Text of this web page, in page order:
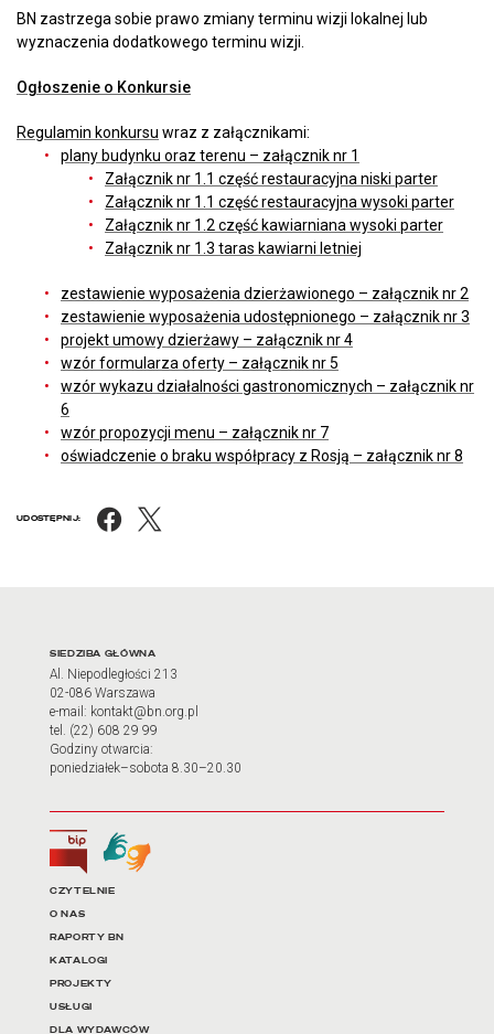
BN zastrzega sobie prawo zmiany terminu wizji lokalnej lub
wyznaczenia dodatkowego terminu wizji.
Ogłoszenie o Konkursie
Regulamin konkursu wraz z załącznikami:
plany budynku oraz terenu – załącznik nr 1
Załącznik nr 1.1 część restauracyjna niski parter
Załącznik nr 1.1 część restauracyjna wysoki parter
Załącznik nr 1.2 część kawiarniana wysoki parter
Załącznik nr 1.3 taras kawiarni letniej
zestawienie wyposażenia dzierżawionego – załącznik nr 2
zestawienie wyposażenia udostępnionego – załącznik nr 3
projekt umowy dzierżawy – załącznik nr 4
wzór formularza oferty – załącznik nr 5
wzór wykazu działalności gastronomicznych – załącznik nr
6
wzór propozycji menu – załącznik nr 7
oświadczenie o braku współpracy z Rosją – załącznik nr 8
UDOSTĘPNIJ: Facebook
Adres oraz godziny
SIEDZIBA GŁÓWNA
Al. Niepodległości 213
02-086 Warszawa
e-mail: kontakt@bn.org.pl
tel. (22) 608 29 99
Godziny otwarcia:
poniedziałek–sobota 8.30–20.30
Biuletyn Informacji Publicznej
Tłumacz języka migowego
Linki do najważniejszych
CZYTELNIE
O NAS
RAPORTY BN
KATALOGI
PROJEKTY
USŁUGI
DLA WYDAWCÓW